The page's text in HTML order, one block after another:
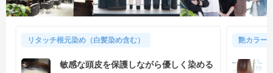
リタッチ根元染め（白髪染め含む）
敏感な頭皮を保護しながら優しく染める
艶カラー